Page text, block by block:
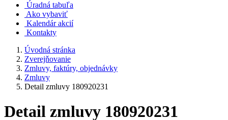
Úradná tabuľa
Ako vybaviť
Kalendár akcií
Kontakty
Úvodná stránka
Zverejňovanie
Zmluvy, faktúry, objednávky
Zmluvy
Detail zmluvy 180920231
Detail zmluvy 180920231